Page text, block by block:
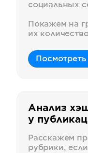
социальных
Покажем на
их
Анализ
у
Расскажем
рубрики,